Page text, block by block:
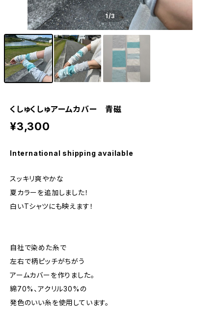
1/3
くしゅくしゅアームカバー 青磁
¥3,300
International shipping available
スッキリ爽やかな
夏カラーを追加しました！
白いTシャツにも映えます！
自社で染めた糸で
左右で柄ピッチがちがう
アームカバーを作りました。
綿70%、アクリル30%の
発色のいい糸を使用しています。